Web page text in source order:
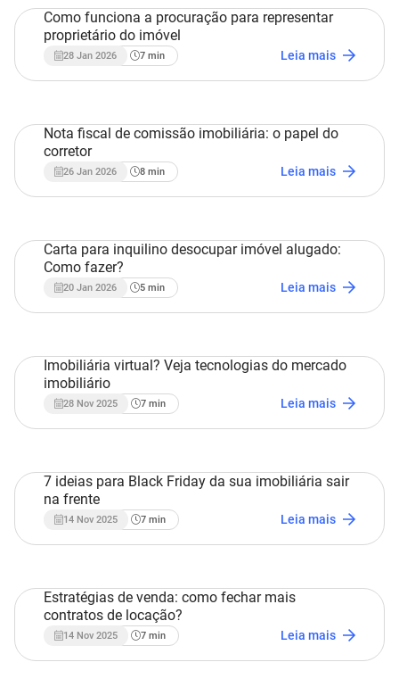
Como funciona a procuração para representar
proprietário do imóvel
28 Jan 2026 7min Leia mais
Nota fiscal de comissão imobiliária: o papel do
corretor
26 Jan 2026 8min Leia mais
Carta para inquilino desocupar imóvel alugado:
Como fazer?
20 Jan 2026 5min Leia mais
Imobiliária virtual? Veja tecnologias do mercado
imobiliário
28 Nov 2025 7min Leia mais
7 ideias para Black Friday da sua imobiliária sair
na frente
14 Nov 2025 7min Leia mais
Estratégias de venda: como fechar mais
contratos de locação?
14 Nov 2025 7min Leia mais